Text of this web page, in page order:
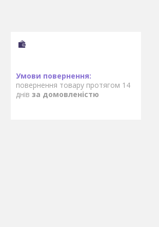
повернення товару протягом 14
днів за домовленістю